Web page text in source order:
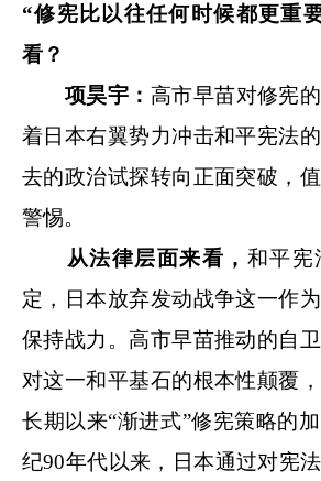
“修宪比以往任何时候都更重
看？
项昊宇： 高市早苗对修宪
着日本右翼势力冲击和平宪法
去的政治试探转向正面突破，
警惕。
从法律层面来看， 和平宪
定，日本放弃发动战争这一作
保持战力。高市早苗推动的自
对这一和平基石的根本性颠覆
长期以来“渐进式”修宪策略的
纪90年代以来，日本通过对宪